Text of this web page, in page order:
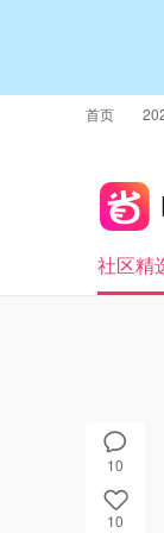
首页
社区精
10
10